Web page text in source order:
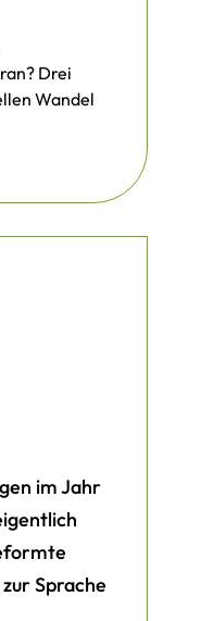
Drei
Wandel
im Jahr
Sprache